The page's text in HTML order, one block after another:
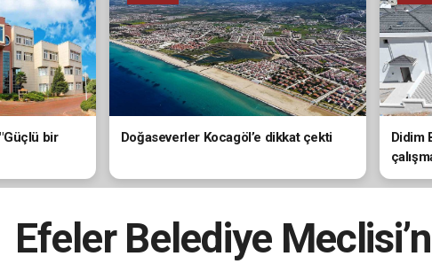
bir
Doğaseverler Kocagöl’e dikkat çekti
Didim
Efeler Belediye